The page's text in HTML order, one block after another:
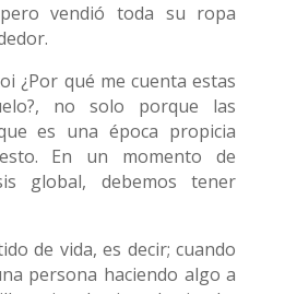
vendió toda su ropa
¿Por qué me cuenta estas
no solo porque las
es una época propicia
En un momento de
global, debemos tener
de vida, es decir; cuando
persona haciendo algo a